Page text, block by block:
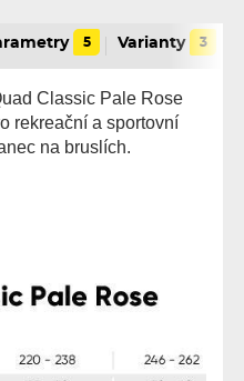
5 Varianty 3
Classic Pale Rose
rekreační a sportovní
na bruslích.